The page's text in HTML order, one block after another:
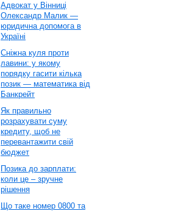
Адвокат у Вінниці
Олександр Малик —
юридична допомога в
Україні
Сніжна куля проти
лавини: у якому
порядку гасити кілька
позик — математика від
Банкрейт
Як правильно
розрахувати суму
кредиту, щоб не
перевантажити свій
бюджет
Позика до зарплати:
коли це – зручне
рішення
Що таке номер 0800 та